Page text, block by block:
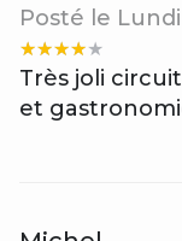
Posté le
Très joli
et